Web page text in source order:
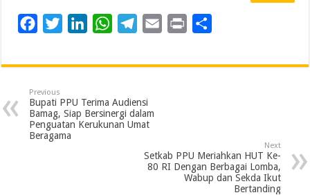
c
b
o
o
i
t
e
r
n
e
d
W
a
s
A
l
g
r
m
a
i
a
Previous
Bupati PPU Terima Audiensi
Bamag, Siap Bersinergi dalam
Penguatan Kerukunan Umat
Beragama
Next
Setkab PPU Meriahkan HUT Ke-
80 RI Dengan Berbagai Lomba,
Wabup dan Sekda Ikut
Bertanding